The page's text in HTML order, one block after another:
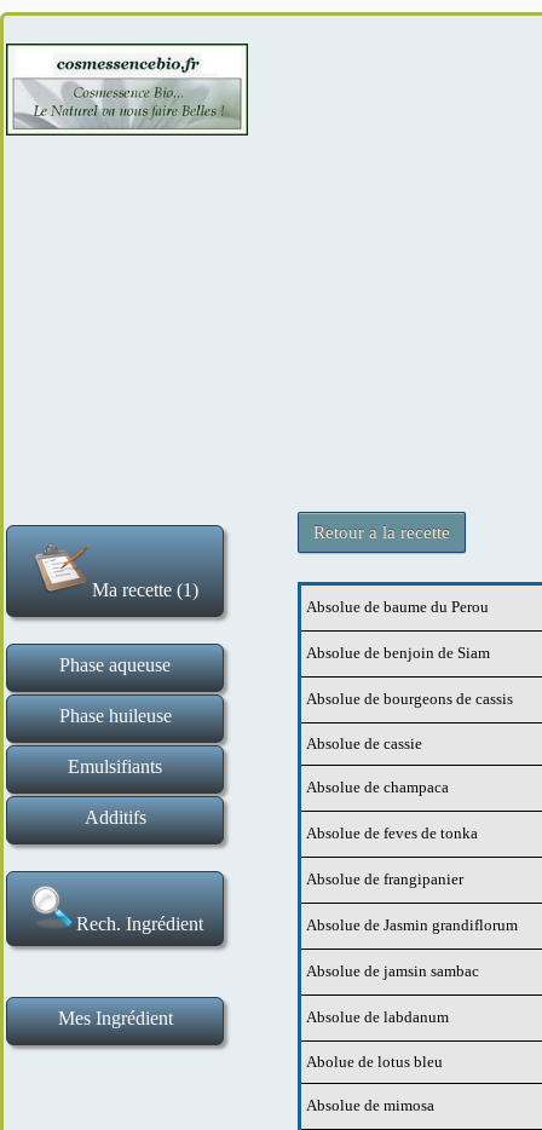
Ma recette (1)
Phase aqueuse
Ingrédients de base
Hydrolats et eaux florales
Actifs liquides
Actifs en poudre
Gommes et gélifiants
Tensio actifs liquides
Tensio actifs solides
Phase huileuse
Huiles végétales
Macérats huileux
Esters huileux et assimilés
Beurres végétaux
Cires et épaississants
Actifs
Emulsifiants
Emulsifiants H E et E H
Additifs
Rech. Ingrédient
Mes Ingrédient
Retour a la recette
Absolue de baume du Perou
Absolue de benjoin de Siam
Absolue de bourgeons de cassis
Absolue de cassie
Absolue de champaca
Absolue de feves de tonka
Absolue de frangipanier
Absolue de Jasmin grandiflorum
Absolue de jamsin sambac
Absolue de labdanum
Abolue de lotus bleu
Absolue de mimosa